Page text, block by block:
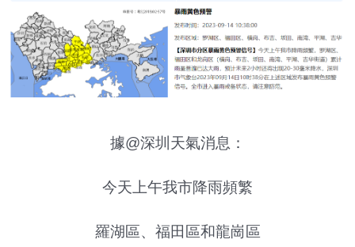
據@深圳天氣消息：
今天上午我市降雨頻繁
羅湖區、福田區和龍崗區